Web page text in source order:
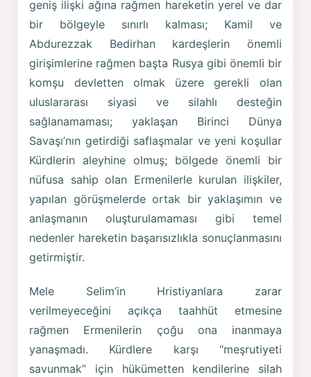
geniş ilişki ağına rağmen hareketin yerel ve dar
bir bölgeyle sınırlı kalması; Kamil ve
Abdurezzak Bedirhan kardeşlerin önemli
girişimlerine rağmen başta Rusya gibi önemli bir
komşu devletten olmak üzere gerekli olan
uluslararası siyasi ve silahlı desteğin
sağlanamaması; yaklaşan Birinci Dünya
Savaşı’nın getirdiği saflaşmalar ve yeni koşullar
Kürdlerin aleyhine olmuş; bölgede önemli bir
nüfusa sahip olan Ermenilerle kurulan ilişkiler,
yapılan görüşmelerde ortak bir yaklaşımın ve
anlaşmanın oluşturulamaması gibi temel
nedenler hareketin başarısızlıkla sonuçlanmasını
getirmiştir.
Mele Selim’in Hristiyanlara zarar
verilmeyeceğini açıkça taahhüt etmesine
rağmen Ermenilerin çoğu ona inanmaya
yanaşmadı. Kürdlere karşı “meşrutiyeti
savunmak” için hükümetten kendilerine silah